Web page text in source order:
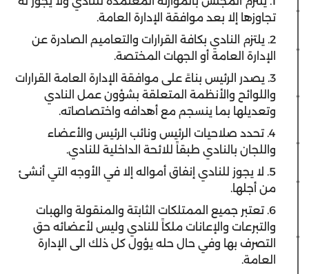
تجاوزها إلا بعد موافقة الإدارة العامة.
2. يلتزم النادي بكافة القرارات والتعاميم الصادرة عن
الإدارة العامة أو الجهات المختصة.
3. يصدر الرئيس بناءً على موافقة الإدارة العامة القرارات
واللوائح والأنظمة المتعلقة بشؤون عمل النادي
وتعديلها بما ينسجم مع أهدافه واختصاصاته.
4. تحدد صلاحيات الرئيس ونائب الرئيس والأعضاء
واللجان بالنادي طبقاً للائحة الداخلية للنادي.
5. لا يجوز للنادي إنفاق أمواله إلا في الأوجه التي أنشئ
من أجلها.
6. تعتبر جميع الممتلكات الثابتة والمنقولة والهبات
والتبرعات والإعانات ملكاً للنادي وليس لأعضائه حق
التصرف بها وفي حال حله يؤول كل ذلك الى الإدارة
العامة.